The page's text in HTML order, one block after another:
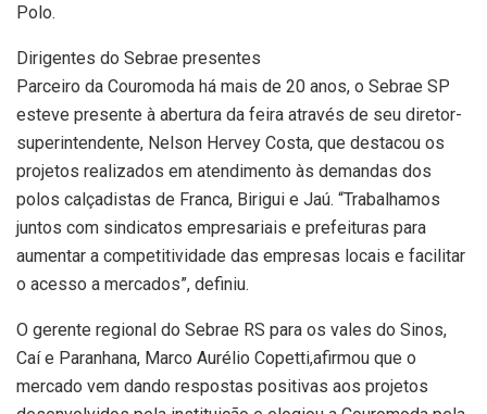
Polo.
Dirigentes do Sebrae presentes
Parceiro da Couromoda há mais de 20 anos, o Sebrae SP
esteve presente à abertura da feira através de seu diretor-
superintendente, Nelson Hervey Costa, que destacou os
projetos realizados em atendimento às demandas dos
polos calçadistas de Franca, Birigui e Jaú. “Trabalhamos
juntos com sindicatos empresariais e prefeituras para
aumentar a competitividade das empresas locais e facilitar
o acesso a mercados”, definiu.
O gerente regional do Sebrae RS para os vales do Sinos,
Caí e Paranhana, Marco Aurélio Copetti,afirmou que o
mercado vem dando respostas positivas aos projetos